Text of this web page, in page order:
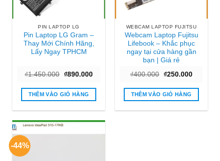
PIN LAPTOP LG
Pin Laptop LG Gram –
Thay Mới Chính Hãng,
Lấy Ngay TPHCM
₫1.450.000 Giá
là:
₫1.450.000.
₫890.000Giá
tại
₫890.000.
THÊM VÀO GIỎ HÀNG
WEBCAM LAPTOP FUJITSU
Webcam Laptop Fujitsu
Lifebook – Khắc phục
ngay tại cửa hàng gần
bạn | Giá rẻ
₫400.000 Giá
là:
₫400.000.
₫250.000Giá
tại
THÊM VÀO GIỎ HÀNG
-44%